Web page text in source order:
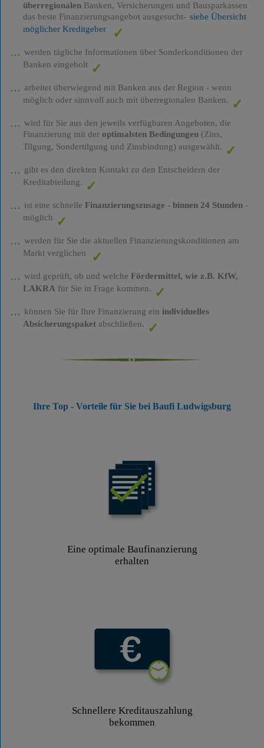
überregionalenBanken, Versicherungen und Bausparkassen
das beste Finanzierungsangebot ausgesucht- siehe Übersicht
möglicher Kreditgeber
werden tägliche Informationen über Sonderkonditionen der
Banken eingeholt
arbeitet überwiegend mit Banken aus der Region - wenn
möglich oder sinnvoll auch mit überregionalen Banken.
wird für Sie aus den jeweils verfügbaren Angeboten, die
Finanzierung mit der optimalsten Bedingungen(Zins,
Tilgung, Sondertilgung und Zinsbindung) ausgewählt.
gibt es den direkten Kontakt zu den Entscheidern der
Kreditabteilung.
ist eine schnelle Finanzierungszusage - binnen 24 Stunden-
möglich
werden für Sie die aktuellen Finanzierungskonditionen am
Markt verglichen
wird geprüft, ob und welche Fördermittel, wie z.B. KfW,
LAKRA für Sie in Frage kommen.
können Sie für Ihre Finanzierung ein individuelles
Absicherungspaketabschließen.
Ihre Top - Vorteile für Sie bei Baufi Ludwigsburg
Eine optimale Baufinanzierung
erhalten
Schnellere Kreditauszahlung
bekommen